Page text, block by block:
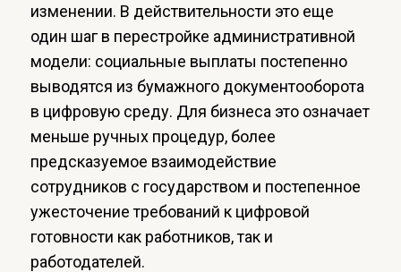
изменении. В действительности это еще
один шаг в перестройке административной
модели: социальные выплаты постепенно
выводятся из бумажного документооборота
в цифровую среду. Для бизнеса это означает
меньше ручных процедур, более
предсказуемое взаимодействие
сотрудников с государством и постепенное
ужесточение требований к цифровой
готовности как работников, так и
работодателей.